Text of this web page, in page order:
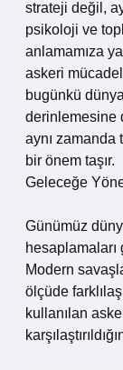
strateji değil,
psikoloji ve
anlamamıza
askeri
bugünkü
derinlemesine
aynı zamanda
bir önem taşır.
Geleceğe
Günümüz
Modern
ölçüde
kullanılan